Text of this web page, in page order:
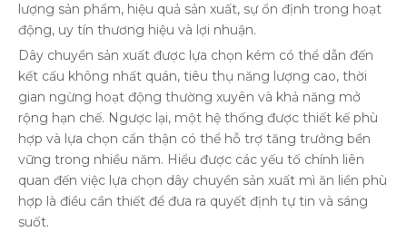
lượng sản phẩm, hiệu quả sản xuất, sự ổn định trong hoạt
động, uy tín thương hiệu và lợi nhuận.
Dây chuyền sản xuất được lựa chọn kém có thể dẫn đến
kết cấu không nhất quán, tiêu thụ năng lượng cao, thời
gian ngừng hoạt động thường xuyên và khả năng mở
rộng hạn chế. Ngược lại, một hệ thống được thiết kế phù
hợp và lựa chọn cẩn thận có thể hỗ trợ tăng trưởng bền
vững trong nhiều năm. Hiểu được các yếu tố chính liên
quan đến việc lựa chọn dây chuyền sản xuất mì ăn liền phù
hợp là điều cần thiết để đưa ra quyết định tự tin và sáng
suốt.